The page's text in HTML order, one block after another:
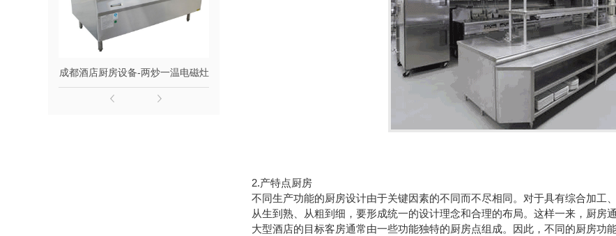
成都酒店厨房设备-两炒一温电磁灶 成都厨房设备公司-四头电平板连焗炉 四川通风
2.产特点厨房
不同生产功能的厨房设计由于关键因素的不同而不尽相同。对于具有综合加工
从生到熟、从粗到细，要形成统一的设计理念和合理的布局。这样一来，厨房
大型酒店的目标客房通常由一些功能独特的厨房点组成。因此，不同的厨房功